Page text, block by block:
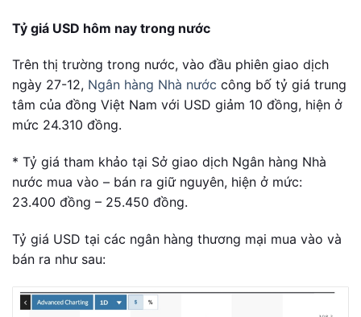
Tỷ giá USD hôm nay trong nước
Trên thị trường trong nước, vào đầu phiên giao dịch
ngày 27-12, Ngân hàng Nhà nước công bố tỷ giá trung
tâm của đồng Việt Nam với USD giảm 10 đồng, hiện ở
mức 24.310 đồng.
* Tỷ giá tham khảo tại Sở giao dịch Ngân hàng Nhà
nước mua vào – bán ra giữ nguyên, hiện ở mức:
23.400 đồng – 25.450 đồng.
Tỷ giá USD tại các ngân hàng thương mại mua vào và
bán ra như sau: